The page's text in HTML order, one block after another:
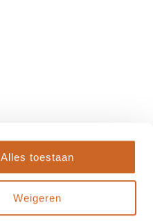
Alles toestaan
Weigeren